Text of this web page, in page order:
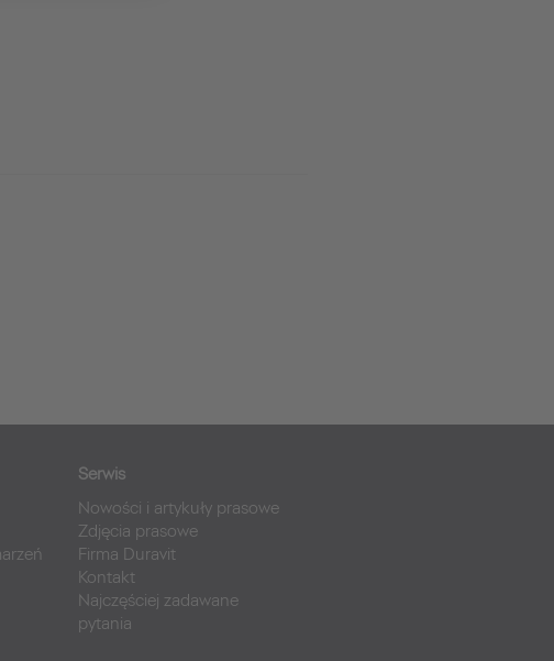
Serwis
Nowości i artykuły prasowe
Zdjęcia prasowe
Firma Duravit
Kontakt
Najczęściej zadawane
pytania